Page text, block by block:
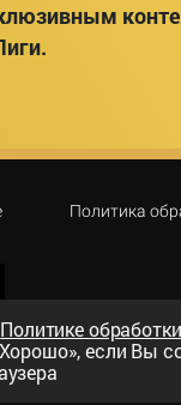
Политика
Политике обработки
если Вы